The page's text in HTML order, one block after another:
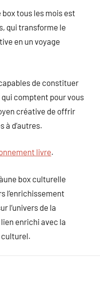
box tous les mois est
qui transforme le
en un voyage
de constituer
comptent pour vous
créative de offrir
à d’autres.
livre.
box culturelle
l’enrichissement
l’univers de la
enrichi avec la
culturel.